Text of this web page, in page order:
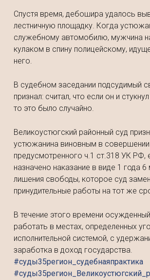
Спустя время, дебошира удалось
лестничную площадку. Когда
служебному автомобилю, мужчина
кулаком в спину полицейскому,
него.
В судебном заседании подсудимый
признал: считал, что если он и
то это было случайно.
Великоустюгский районный суд
устюжанина виновным в совершении
предусмотренного ч.1 ст.318 УК РФ,
назначено наказание в виде 1 года
лишения свободы, которое суд
принудительные работы на тот же
В течение этого времени
работать в местах, определенных
исполнительной системой, с
заработка в доход государства.
#суды35регион_судебнаяпрактика